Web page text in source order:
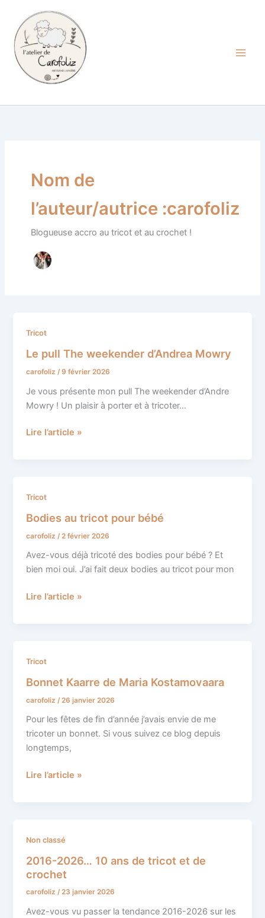
contenu
Nom de
l’auteur/autrice :carofoliz
Blogueuse accro au tricot et au crochet !
Tricot
Le pull The weekender d’Andrea Mowry
carofoliz /9 février 2026
Je vous présente mon pull The weekender d’Andre
Mowry ! Un plaisir à porter et à tricoter…
Le
The
weekender
d’Andrea
Mowry
Lire l’article »
Tricot
Bodies au tricot pour bébé
carofoliz /2 février 2026
Avez-vous déjà tricoté des bodies pour bébé ? Et
bien moi oui. J’ai fait deux bodies au tricot pour mon
Bodies
tricot
pour
bébé
Lire l’article »
Tricot
Bonnet Kaarre de Maria Kostamovaara
carofoliz /26 janvier 2026
Pour les fêtes de fin d’année j’avais envie de me
tricoter un bonnet. Si vous suivez ce blog depuis
longtemps,
Bonnet
de
Maria
Kostamovaara
Lire l’article »
Non classé
2016-2026… 10 ans de tricot et de
crochet
carofoliz/23 janvier 2026
Avez-vous vu passer la tendance 2016-2026 sur les
2016-
10
ans
de
tricot